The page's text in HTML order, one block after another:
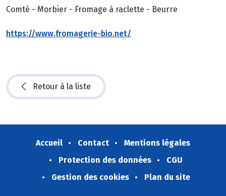
Comté - Morbier - Fromage à raclette - Beurre
https://www.fromagerie-bio.net/
Retour à la liste
Accueil Contact
Mentions légales
Protection des données
CGU
Gestion des cookies
Plan du site